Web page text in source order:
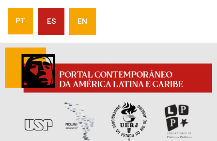
PT ES EN